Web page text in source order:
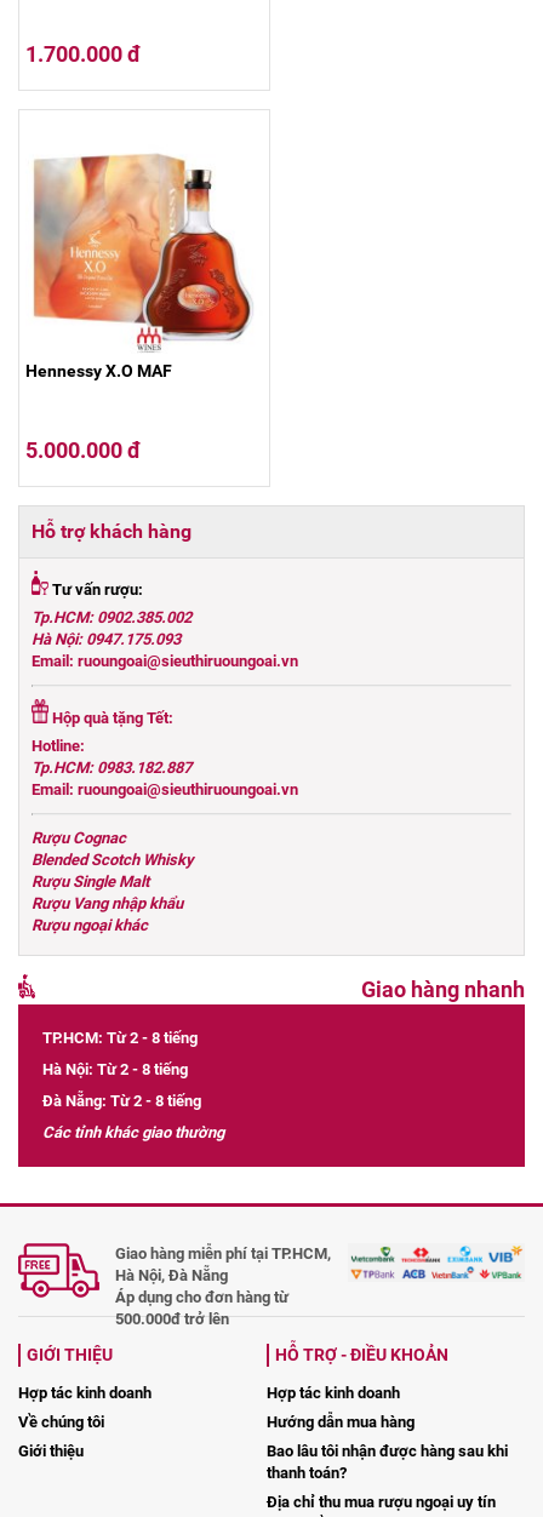
1.700.000 đ
Hennessy X.O MAF
5.000.000 đ
Hỗ trợ khách hàng
Tư vấn rượu:
Tp.HCM: 0902.385.002
Hà Nội: 0947.175.093
Email: ruoungoai@sieuthiruoungoai.vn
Hộp quà tặng Tết:
Hotline:
Tp.HCM: 0983.182.887
Email: ruoungoai@sieuthiruoungoai.vn
Rượu Cognac
Blended Scotch Whisky
Rượu Single Malt
Rượu Vang nhập khẩu
Rượu ngoại khác
Giao hàng nhanh
TP.HCM: Từ 2 - 8 tiếng
Hà Nội: Từ 2 - 8 tiếng
Đà Nẵng: Từ 2 - 8 tiếng
Các tỉnh khác giao thường
Giao hàng miễn phí tại TP.HCM,
Hà Nội, Đà Nẵng
Áp dụng cho đơn hàng từ
500.000đ trở lên
GIỚI THIỆU
Hợp tác kinh doanh
Về chúng tôi
Giới thiệu
HỖ TRỢ - ĐIỀU KHOẢN
Hợp tác kinh doanh
Hướng dẫn mua hàng
Bao lâu tôi nhận được hàng sau khi
thanh toán?
Địa chỉ thu mua rượu ngoại uy tín